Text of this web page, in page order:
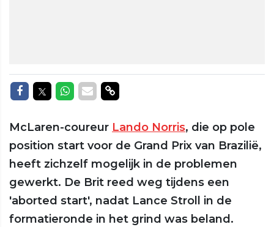
Delen op Facebook
Delen op Twitter
Delen op Whatsapp
Delen via Mail
Delen via link
McLaren-coureur Lando Norris, die op pole
position start voor de Grand Prix van Brazilië,
heeft zichzelf mogelijk in de problemen
gewerkt. De Brit reed weg tijdens een
'aborted start', nadat Lance Stroll in de
formatieronde in het grind was beland.